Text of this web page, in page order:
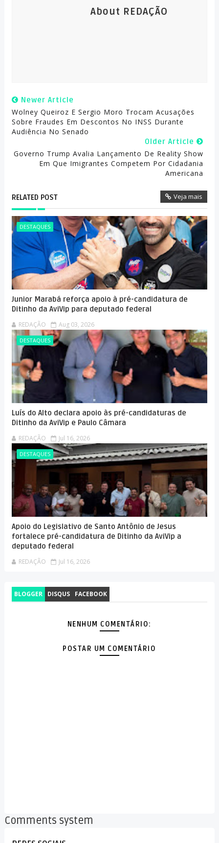
About REDAÇÃO
Newer Article
Wolney Queiroz E Sergio Moro Trocam Acusações
Sobre Fraudes Em Descontos No INSS Durante
Audiência No Senado
Older Article
Governo Trump Avalia Lançamento De Reality Show
Em Que Imigrantes Competem Por Cidadania
Americana
RELATED POST Veja mais
DESTAQUES
Junior Marabá reforça apoio à pré-candidatura de
Ditinho da AviVip para deputado federal
REDAÇÃO Aug 03, 2026
DESTAQUES
Luís do Alto declara apoio às pré-candidaturas de
Ditinho da AviVip e Paulo Câmara
REDAÇÃO Jul 16, 2026
DESTAQUES
Apoio do Legislativo de Santo Antônio de Jesus
fortalece pré-candidatura de Ditinho da AviVip a
deputado federal
REDAÇÃO Jul 16, 2026
BLOGGER DISQUS FACEBOOK
NENHUM COMENTÁRIO:
POSTAR UM COMENTÁRIO
Comments system